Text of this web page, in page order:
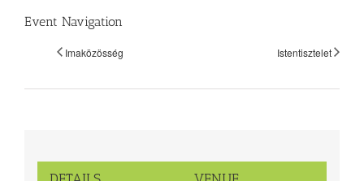
Event Navigation
Imaközösség Istentisztelet